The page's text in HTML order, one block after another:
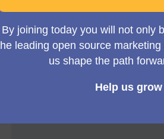
1 Vorschlag
Kürzlich
(alphabetisch)